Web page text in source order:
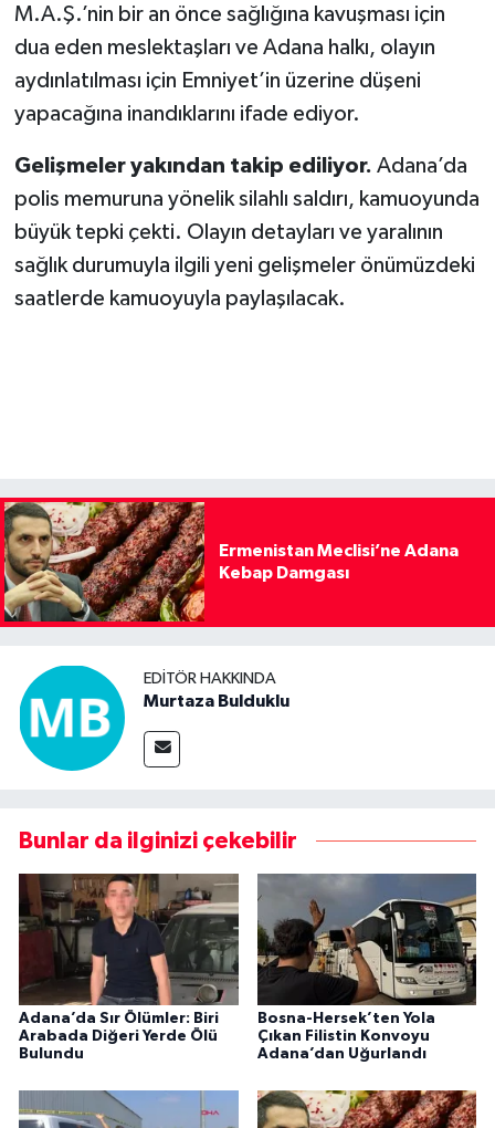
M.A.Ş.’nin bir an önce sağlığına kavuşması için
dua eden meslektaşları ve Adana halkı, olayın
aydınlatılması için Emniyet’in üzerine düşeni
yapacağına inandıklarını ifade ediyor.
Gelişmeler yakından takip ediliyor. Adana’da
polis memuruna yönelik silahlı saldırı, kamuoyunda
büyük tepki çekti. Olayın detayları ve yaralının
sağlık durumuyla ilgili yeni gelişmeler önümüzdeki
saatlerde kamuoyuyla paylaşılacak.
Ermenistan Meclisi’ne Adana
Kebap Damgası
EDITÖR HAKKINDA
Murtaza Bulduklu
Bunlar da ilginizi çekebilir
Adana’da Sır Ölümler: Biri
Arabada Diğeri Yerde Ölü
Bulundu
Bosna-Hersek’ten Yola
Çıkan Filistin Konvoyu
Adana’dan Uğurlandı